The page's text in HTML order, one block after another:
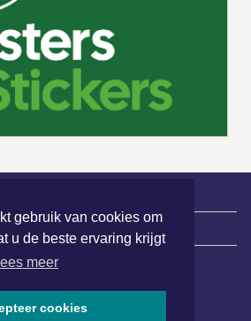
gebruik van cookies om
u de beste ervaring krijgt
meer
cookies
| Sport | Evenementen